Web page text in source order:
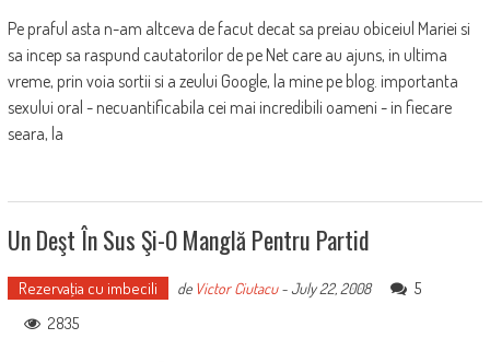
Pe praful asta n-am altceva de facut decat sa preiau obiceiul Mariei si
sa incep sa raspund cautatorilor de pe Net care au ajuns, in ultima
vreme, prin voia sortii si a zeului Google, la mine pe blog. importanta
sexului oral - necuantificabila cei mai incredibili oameni - in fiecare
seara, la
Un Deşt În Sus Şi-O Manglă Pentru Partid
Rezervaţia cu imbecili de Victor Ciutacu-July 22, 2008
5
2835